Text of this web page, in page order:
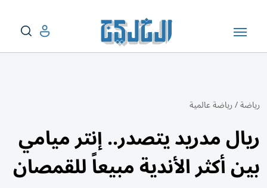
رياضة/رياضة عالمية
ريال مدريد يتصدر.. إنتر ميامي
بين أكثر الأندية مبيعاً للقمصان